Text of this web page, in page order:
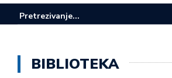
BIBLIOTEKA